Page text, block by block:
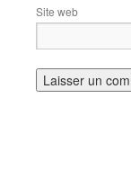
Site web